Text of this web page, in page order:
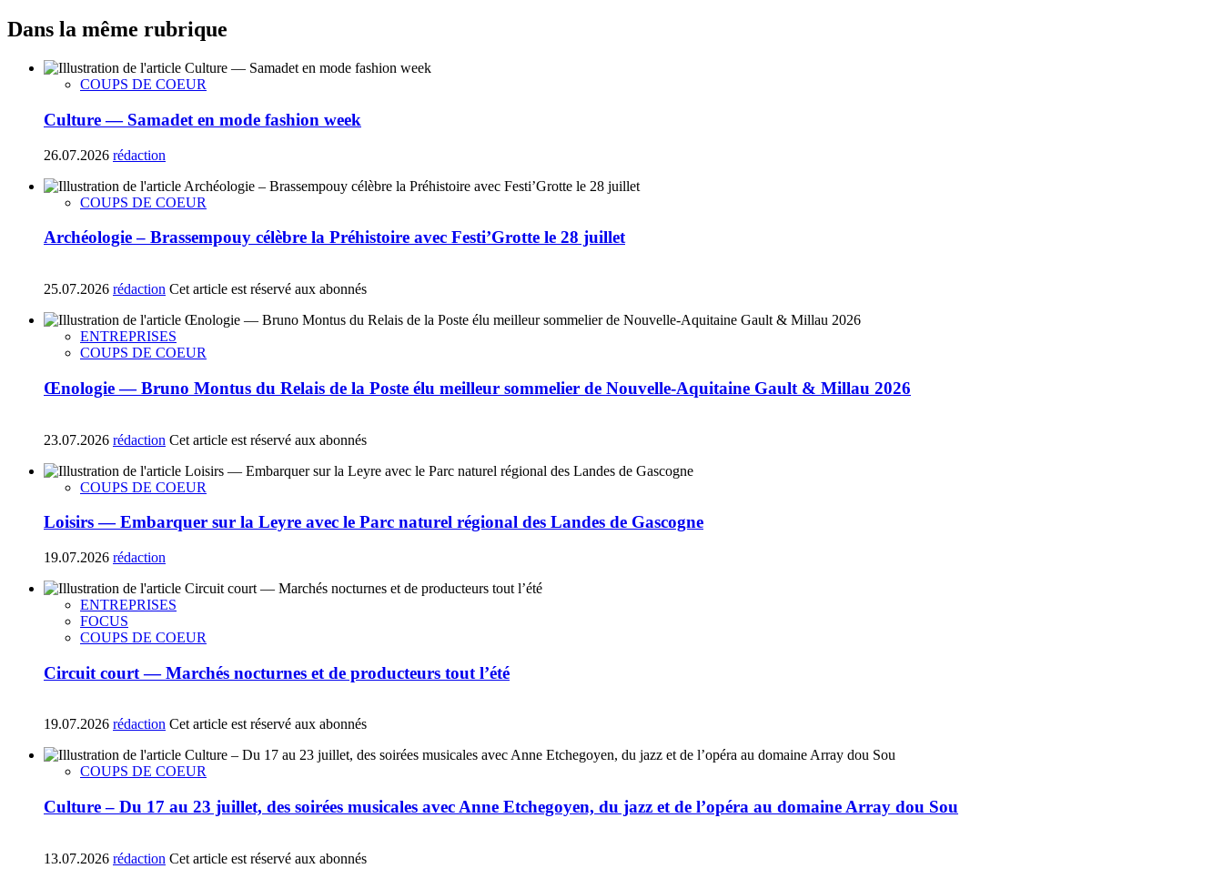
Dans la même rubrique
COUPS DE COEUR
Culture — Samadet en mode fashion week
26.07.2026 rédaction
COUPS DE COEUR
Archéologie – Brassempouy célèbre la Préhistoire avec Festi’Grotte le 28 juillet
25.07.2026 rédaction Cet article est réservé aux abonnés
ENTREPRISES
COUPS DE COEUR
Œnologie — Bruno Montus du Relais de la Poste élu meilleur sommelier de Nouvelle-Aquitaine Gault & Millau 2026
23.07.2026 rédaction Cet article est réservé aux abonnés
COUPS DE COEUR
Loisirs — Embarquer sur la Leyre avec le Parc naturel régional des Landes de Gascogne
19.07.2026 rédaction
ENTREPRISES
FOCUS
COUPS DE COEUR
Circuit court — Marchés nocturnes et de producteurs tout l’été
19.07.2026 rédaction Cet article est réservé aux abonnés
COUPS DE COEUR
Culture – Du 17 au 23 juillet, des soirées musicales avec Anne Etchegoyen, du jazz et de l’opéra au domaine Array dou Sou
13.07.2026 rédaction Cet article est réservé aux abonnés